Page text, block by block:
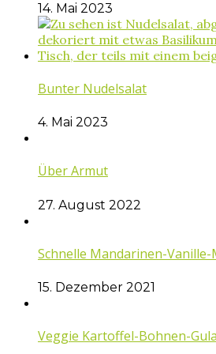
14. Mai 2023
Bunter Nudelsalat
4. Mai 2023
Über Armut
27. August 2022
Schnelle Mandarinen-Vanille-
15. Dezember 2021
Veggie Kartoffel-Bohnen-